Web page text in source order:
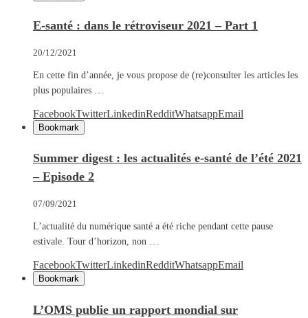
E-santé : dans le rétroviseur 2021 – Part 1
20/12/2021
En cette fin d’année, je vous propose de (re)consulter les articles les
plus populaires …
FacebookTwitterLinkedinRedditWhatsappEmail
Bookmark
Summer digest : les actualités e-santé de l’été 2021
– Episode 2
07/09/2021
L’actualité du numérique santé a été riche pendant cette pause
estivale. Tour d’horizon, non …
FacebookTwitterLinkedinRedditWhatsappEmail
Bookmark
L’OMS publie un rapport mondial sur